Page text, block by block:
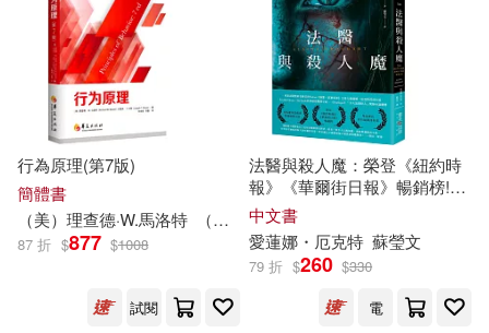
李敏(29) 李永新（主編）(29)
法布爾(29)
聖才考研網（主編）(29)
行政院公共工程委員會(29)
陳春花(29) さとう愛理(28)
元照出版(336)
財經錢線文化有限公司(336)
中國三峽出版社(335)
大石(335)
中國地質大學出版社(334)
行為原理(第7版)
簡體書
（美） 理查德·W.馬洛特 （美）約瑟夫·T.沙恩
87 折 $877 $1008
試閱
法醫與殺人魔：榮登《紐約時
報》《華爾街日報》暢銷榜!亞
馬遜年度選書(驚悚推理小說)
中文書
愛蓮娜・厄克特 蘇瑩文
79 折 $260 $330
電